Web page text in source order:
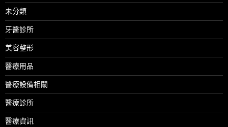
未分類
牙醫診所
美容整形
醫療用品
醫療設備相關
醫療診所
醫療資訊